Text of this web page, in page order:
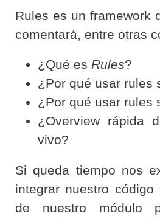
Rules es un framework
comentará, entre otras
¿Qué es Rules?
¿Por qué usar rules
¿Por qué usar rules
¿Overview rápida
vivo?
Si queda tiempo nos
integrar nuestro código
de nuestro módulo